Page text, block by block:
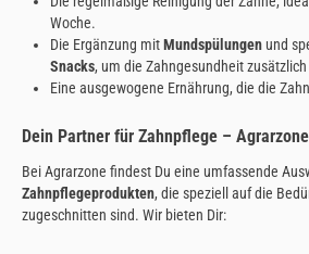
Woche.
Die Ergänzung mitMundspülungenund
Snacks, um die Zahngesundheit
Eine ausgewogene Ernährung, die die
Dein Partner für Zahnpflege – Agrarzone
Bei Agrarzone findest Du eine umfassende
Zahnpflegeprodukten, die speziell auf die
zugeschnitten sind. Wir bieten Dir: